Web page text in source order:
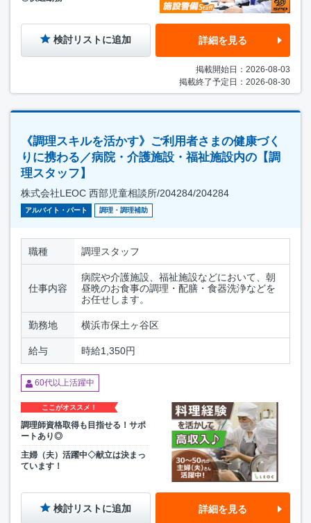
検討リストに追加 詳細を見る
掲載開始日：2026-08-03
掲載終了予定日：2026-08-30
《調理スキルを活かす》ご利用者さまの健康づく
りに携わる／病院・介護施設・福祉施設内の【調
理スタッフ】
株式会社LEOC 西部児童相談所/204284/204284
アルバイト・パート 調理・調理補助
職種 調理スタッフ
仕事内容
病院や介護施設、福祉施設などにおいて、朝
昼晩のお食事の調理・配膳・食器洗浄などを
お任せします。
勤務地 横浜市保土ヶ谷区
給与 時給1,350円
60代以上活躍中
ここがオススメ！
調理師資格取得も目指せる！サポ
ートあり◎
主婦（夫）活躍中◇献立は決まっ
ています！
検討リストに追加 詳細を見る